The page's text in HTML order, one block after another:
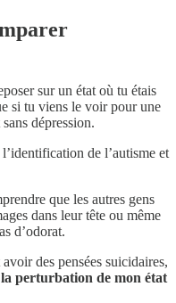
sur un état où tu étais
si tu viens le voir pour une
dépression.
de l’autisme et
que les autres gens
dans leur tête ou même
d’odorat.
des pensées suicidaires,
la perturbation de mon état